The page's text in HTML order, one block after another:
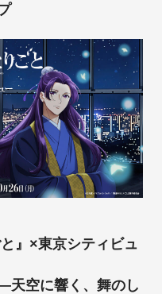
』×東京シティビュ
空に響く、舞のし